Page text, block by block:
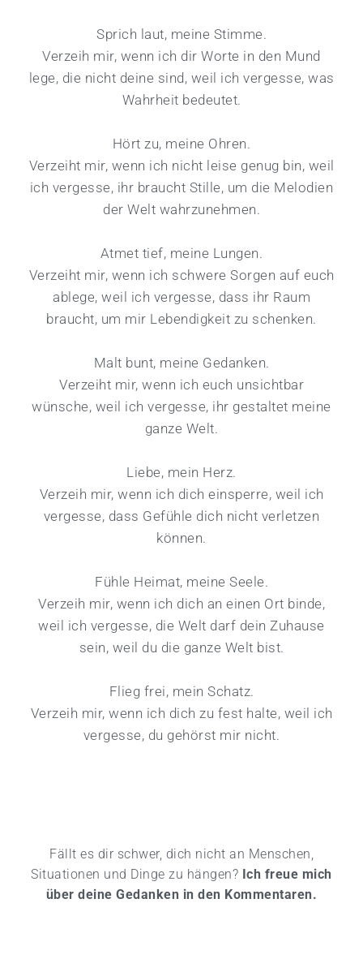
Sprich laut, meine Stimme.
Verzeih mir, wenn ich dir Worte in den Mund
lege, die nicht deine sind, weil ich vergesse, was
Wahrheit bedeutet.
Hört zu, meine Ohren.
Verzeiht mir, wenn ich nicht leise genug bin, weil
ich vergesse, ihr braucht Stille, um die Melodien
der Welt wahrzunehmen.
Atmet tief, meine Lungen.
Verzeiht mir, wenn ich schwere Sorgen auf euch
ablege, weil ich vergesse, dass ihr Raum
braucht, um mir Lebendigkeit zu schenken.
Malt bunt, meine Gedanken.
Verzeiht mir, wenn ich euch unsichtbar
wünsche, weil ich vergesse, ihr gestaltet meine
ganze Welt.
Liebe, mein Herz.
Verzeih mir, wenn ich dich einsperre, weil ich
vergesse, dass Gefühle dich nicht verletzen
können.
Fühle Heimat, meine Seele.
Verzeih mir, wenn ich dich an einen Ort binde,
weil ich vergesse, die Welt darf dein Zuhause
sein, weil du die ganze Welt bist.
Flieg frei, mein Schatz.
Verzeih mir, wenn ich dich zu fest halte, weil ich
vergesse, du gehörst mir nicht.
Fällt es dir schwer, dich nicht an Menschen,
Situationen und Dinge zu hängen? Ich freue mich
über deine Gedanken in den Kommentaren.